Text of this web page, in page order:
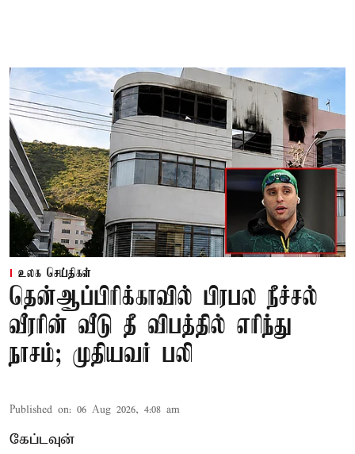
உலக செய்திகள்
தென்ஆப்பிரிக்காவில் பிரபல நீச்சல்
வீரரின் வீடு தீ விபத்தில் எரிந்து
நாசம்; முதியவர் பலி
Published on: 06 Aug 2026, 4:08 am
கேப்டவுன்